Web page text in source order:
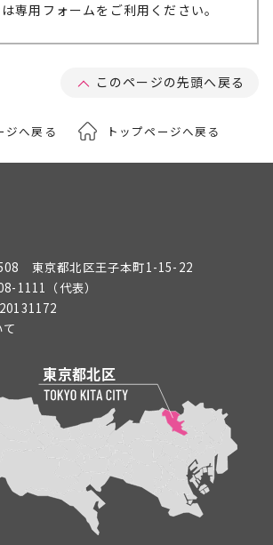
専用フォームをご利用ください。
このページの先頭へ戻る
ジへ戻る トップページへ戻る
東京都北区王子本町1-15-22
1111 （代表）